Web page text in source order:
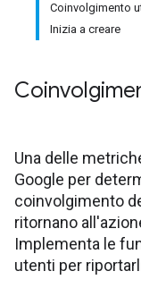
Coinvolgimento
Inizia a creare
Una delle
Google per
coinvolgimento
ritornano
Implementa le
utenti per